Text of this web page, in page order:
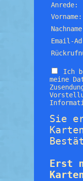
Anrede:
Vorname:
Email-
Ich
meine
Sie
Erst